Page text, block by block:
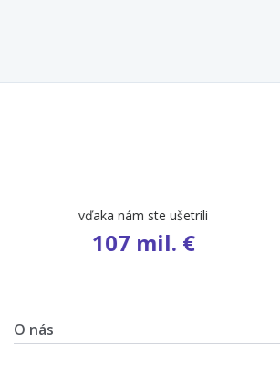
počet ponúk
9 461
O nás